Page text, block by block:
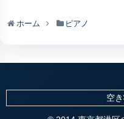
ホーム ピアノ
空